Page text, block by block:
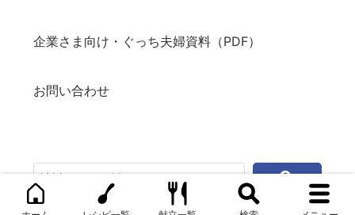
企業さま向け・ぐっち夫婦資料（PDF）
お問い合わせ